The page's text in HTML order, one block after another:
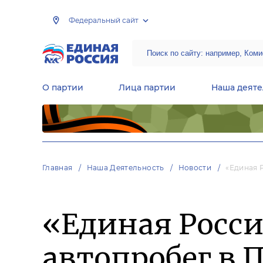
Федеральный сайт
О партии Лица партии Наша
Главная Наша Деятельность Новости «Единая
«Единая